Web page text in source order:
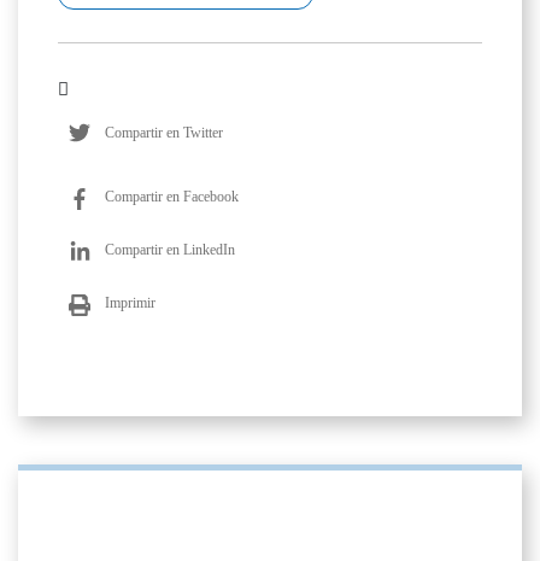
Compartir en Twitter
Compartir en Facebook
Compartir en LinkedIn
Imprimir